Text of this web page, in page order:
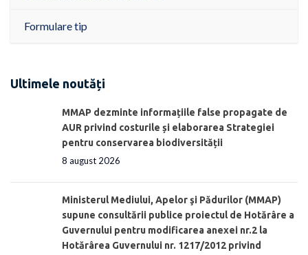
Formulare tip
Ultimele noutăți
MMAP dezminte informațiile false propagate de
AUR privind costurile și elaborarea Strategiei
pentru conservarea biodiversității
8 august 2026
Ministerul Mediului, Apelor şi Pădurilor (MMAP)
supune consultării publice proiectul de Hotărâre a
Guvernului pentru modificarea anexei nr.2 la
Hotărârea Guvernului nr. 1217/2012 privind